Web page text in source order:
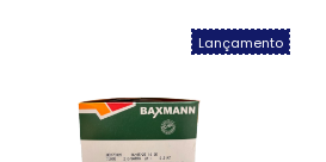
Lançamento